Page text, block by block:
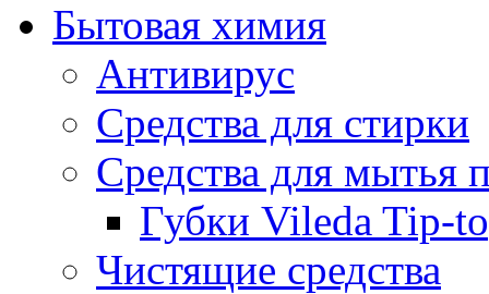
Бытовая химия
Антивирус
Средства для стирки
Средства для мытья
Губки Vileda Tip-
Чистящие средства